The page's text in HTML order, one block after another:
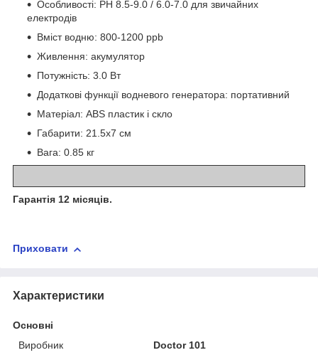
Особливості: РН 8.5-9.0 / 6.0-7.0 для звичайних
електродів
Вміст водню: 800-1200 ppb
Живлення: акумулятор
Потужність: 3.0 Вт
Додаткові функції водневого генератора: портативний
Матеріал: ABS пластик і скло
Габарити: 21.5х7 см
Вага: 0.85 кг
Гарантія 12 місяців.
Приховати
Характеристики
Основні
Виробник
Doctor 101